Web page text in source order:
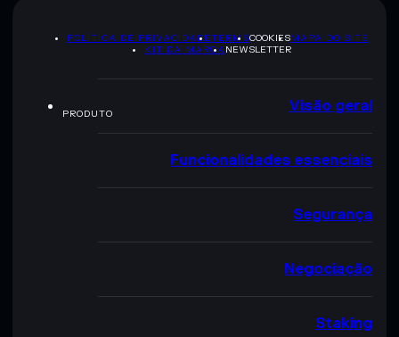
POLÍTICA DE PRIVACIDADETERMSCOOKIESMAPA DO SITE
KIT DA MARCA NEWSLETTER
PRODUTO Visão geral
Funcionalidades essenciais
Segurança
Negociação
Staking